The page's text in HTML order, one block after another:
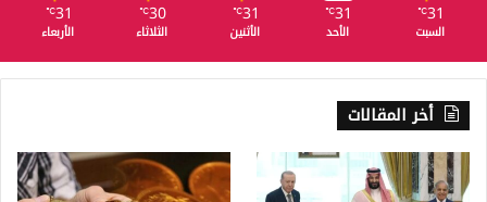
31
℃
السبت
31
℃
الأحد
31
℃
الأثنين
30
℃
الثلاثاء
31
℃
الأربعاء
أخر المقالات